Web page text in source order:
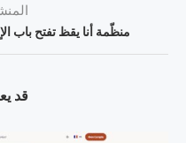
منظّمة أنا يقظ تفتح باب
قد